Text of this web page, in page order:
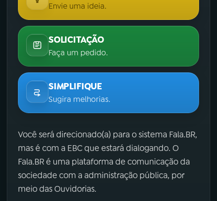
Envie uma ideia.
SOLICITAÇÃO
Faça um pedido.
SIMPLIFIQUE
Sugira melhorias.
Você será direcionado(a) para o sistema Fala.BR,
mas é com a EBC que estará dialogando. O
Fala.BR é uma plataforma de comunicação da
sociedade com a administração pública, por
meio das Ouvidorias.